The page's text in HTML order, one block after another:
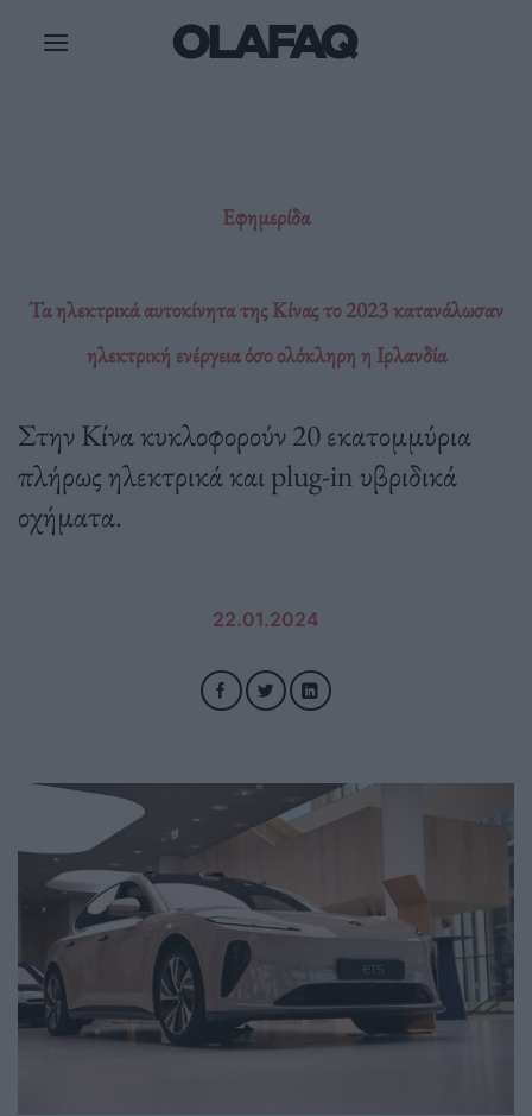
Εφημερίδα
Τα ηλεκτρικά αυτοκίνητα της Κίνας το 2023 κατανάλωσαν
ηλεκτρική ενέργεια όσο ολόκληρη η Ιρλανδία
Στην Κίνα κυκλοφορούν 20 εκατομμύρια
πλήρως ηλεκτρικά και plug-in υβριδικά
οχήματα.
22.01.2024